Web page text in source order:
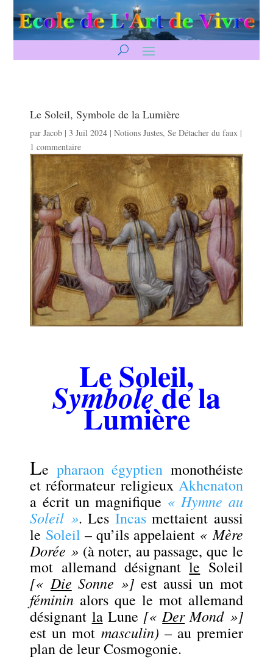
Le Soleil, Symbole de la Lumière
parJacob | 3 Juil 2024 |Notions Justes,Se Détacher du faux |
1 commentaire
Le Soleil,
Symbolede la
Lumière
Le pharaon égyptien monothéiste
et réformateur religieux Akhenaton
a écrit un magnifique « Hymne au
Soleil ». Les Incasmettaient aussi
le Soleil – qu’ils appelaient « Mère
Dorée » (à noter, au passage, que le
mot allemand désignantle Soleil
[« Die Sonne »] est aussi un mot
féminin alors que le mot allemand
désignant laLune [« DerMond »]
est un mot masculin) – au premier
plan de leur Cosmogonie.